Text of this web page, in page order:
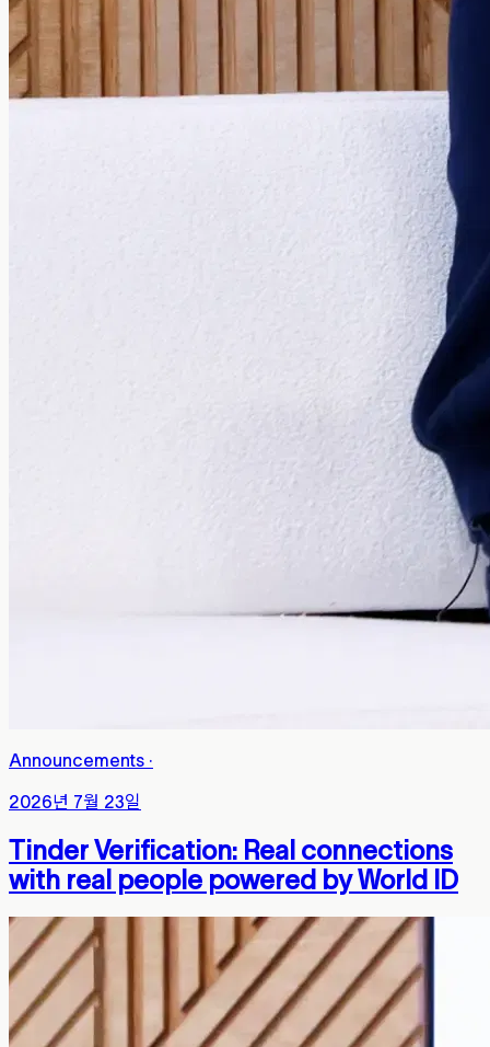
Announcements ·
2026년 7월 23일
Tinder Verification: Real connections
with real people powered by World ID